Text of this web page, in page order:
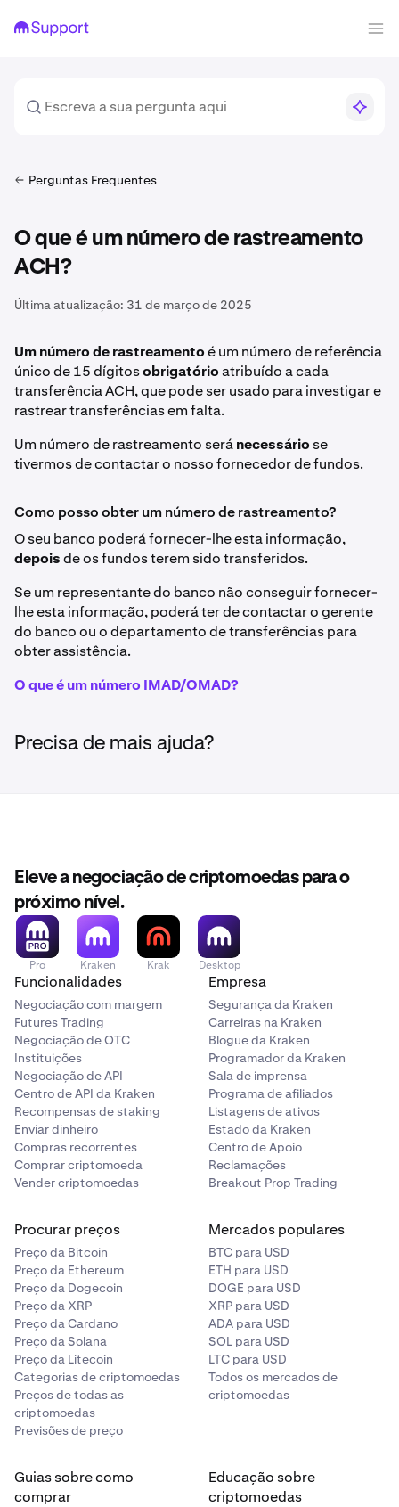
Perguntas Frequentes
O que é um número de rastreamento
ACH?
Última atualização: 31 de março de 2025
Um número de rastreamentoé um número de referência
único de 15 dígitosobrigatórioatribuído a cada
transferência ACH, que pode ser usado para investigar e
rastrear transferências em falta.
Um número de rastreamento seránecessário se
tivermos de contactar o nosso fornecedor de fundos.
Como posso obter um número de rastreamento?
O seu banco poderá fornecer-lhe esta informação,
depoisde os fundos terem sido transferidos.
Se um representante do banco não conseguir fornecer-
lhe esta informação, poderá ter de contactar o gerente
do banco ou o departamento de transferências para
obter assistência.
O que é um número IMAD/OMAD?
Precisa de mais ajuda?
Eleve a negociação de criptomoedas para o
próximo nível.
Pro Kraken Krak Desktop
Funcionalidades
Negociação com margem
Futures Trading
Negociação de OTC
Instituições
Negociação de API
Centro de API da Kraken
Recompensas de staking
Enviar dinheiro
Compras recorrentes
Comprar criptomoeda
Vender criptomoedas
Empresa
Segurança da Kraken
Carreiras na Kraken
Blogue da Kraken
Programador da Kraken
Sala de imprensa
Programa de afiliados
Listagens de ativos
Estado da Kraken
Centro de Apoio
Reclamações
Breakout Prop Trading
Procurar preços
Preço da Bitcoin
Preço da Ethereum
Preço da Dogecoin
Preço da XRP
Preço da Cardano
Preço da Solana
Preço da Litecoin
Categorias de criptomoedas
Preços de todas as
criptomoedas
Previsões de preço
Mercados populares
BTC para USD
ETH para USD
DOGE para USD
XRP para USD
ADA para USD
SOL para USD
LTC para USD
Todos os mercados de
criptomoedas
Guias sobre como
comprar
Educação sobre
criptomoedas